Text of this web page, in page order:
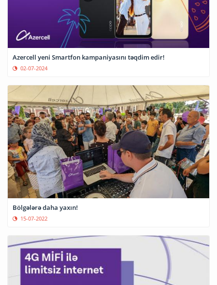
Azercell yeni Smartfon kampaniyasını təqdim edir!
02-07-2024
Bölgələrə daha yaxın!
15-07-2022